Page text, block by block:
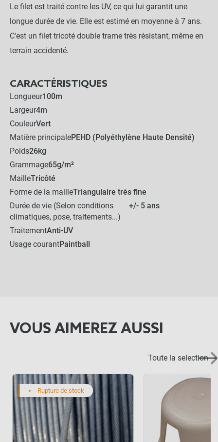
Le filet est traité contre les UV, ce qui lui garantit une
longue durée de vie. Elle est estimé en moyenne à 7 ans.
C'est un filet tricoté double trame très résistant, même en
terrain accidenté.
CARACTÉRISTIQUES
Longueur100m
Largeur4m
CouleurVert
Matière principalePEHD (Polyéthylène Haute Densité)
Poids26kg
Grammage65g/m²
MailleTricôté
Forme de la mailleTriangulaire très fine
Durée de vie (Selon conditions
climatiques, pose, traitements...)
+/- 5 ans
TraitementAnti-UV
Usage courantPaintball
VOUS AIMEREZ AUSSI
Toute la selection
Rupture de stock